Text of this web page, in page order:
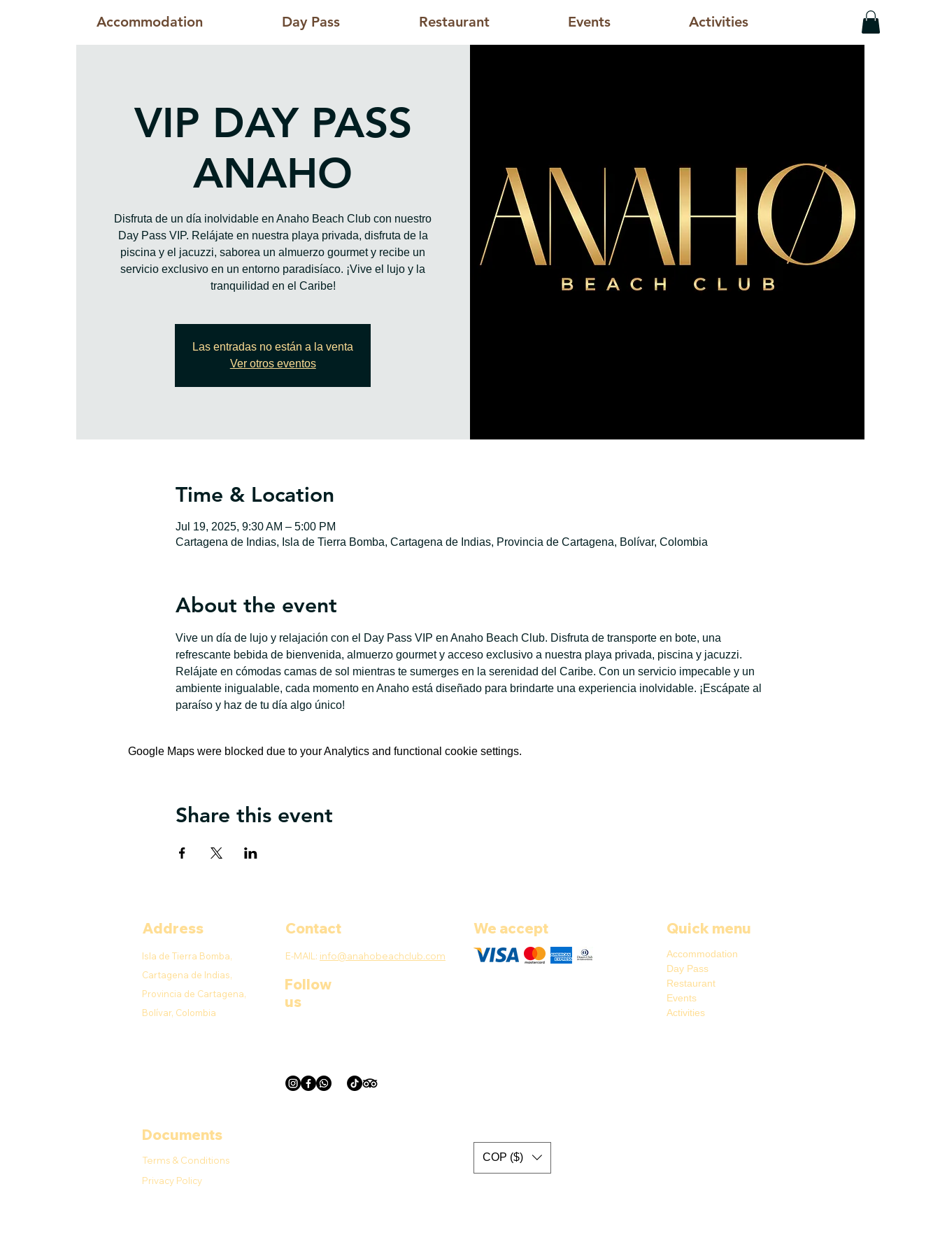
Accommodation Day Pass Restaurant Events Activities
VIP DAY PASS
ANAHO
Disfruta de un día inolvidable en Anaho Beach Club con nuestro
Day Pass VIP. Relájate en nuestra playa privada, disfruta de la
piscina y el jacuzzi, saborea un almuerzo gourmet y recibe un
servicio exclusivo en un entorno paradisíaco. ¡Vive el lujo y la
Las entradas no están a la venta
Ver otros eventos
Time & Location
Jul 19, 2025, 9:30 AM – 5:00 PM
Cartagena de Indias, Isla de Tierra Bomba, Cartagena de Indias, Provincia de Cartagena, Bolívar, Colombia
About the event
Vive un día de lujo y relajación con el Day Pass VIP en Anaho Beach Club. Disfruta de transporte en bote, una
refrescante bebida de bienvenida, almuerzo gourmet y acceso exclusivo a nuestra playa privada, piscina y jacuzzi.
Relájate en cómodas camas de sol mientras te sumerges en la serenidad del Caribe. Con un servicio impecable y un
ambiente inigualable, cada momento en Anaho está diseñado para brindarte una experiencia inolvidable. ¡Escápate al
paraíso y haz de tu día algo único!
Google Maps were blocked due to your Analytics and functional cookie settings.
Share this event
Address
Isla de Tierra Bomba,
Cartagena de Indias,
Provincia de Cartagena,
Bolívar, Colombia
Contact
E-MAIL: info@anahobeachclub.com
Follow
us
We accept Quick menu
Accommodation
Day Pass
Restaurant
Events
Activities
Documents
Terms & Conditions COP ($)
Privacy Policy